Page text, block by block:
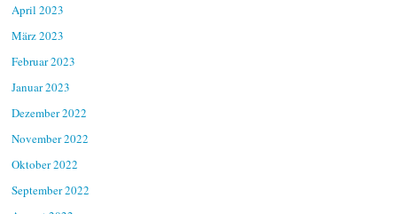
April 2023
März 2023
Februar 2023
Januar 2023
Dezember 2022
November 2022
Oktober 2022
September 2022